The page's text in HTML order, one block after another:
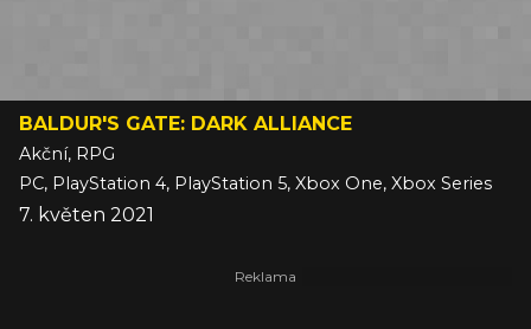
BALDUR'S GATE: DARK ALLIANCE
Akční, RPG
PC, PlayStation 4, PlayStation 5, Xbox One, Xbox Series
7. květen 2021